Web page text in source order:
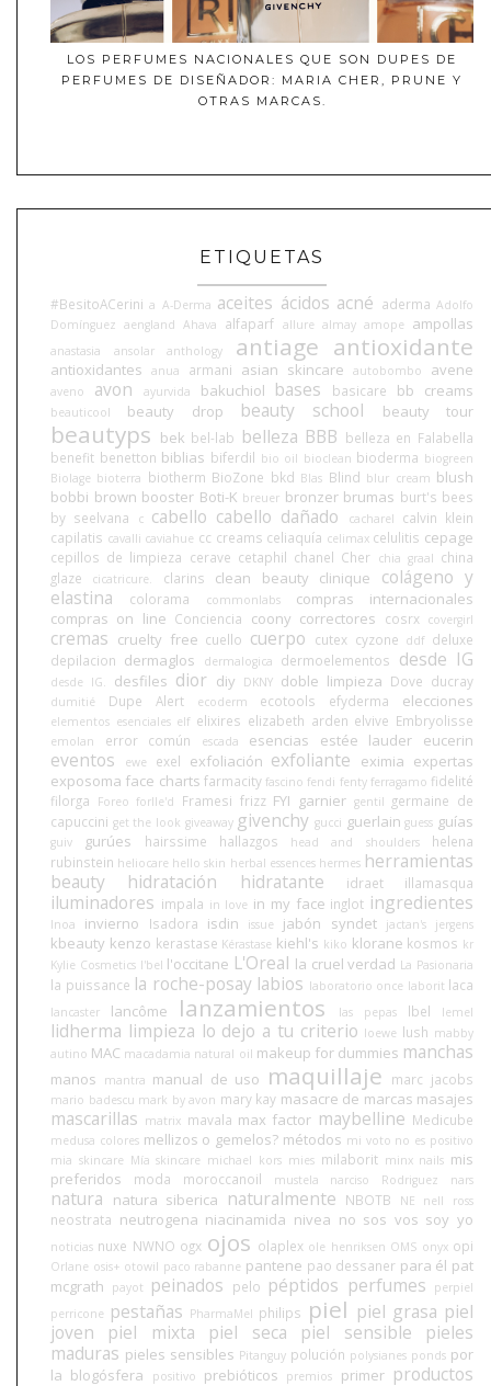
LOS PERFUMES NACIONALES QUE SON DUPES DE
PERFUMES DE DISEÑADOR: MARIA CHER, PRUNE Y
OTRAS MARCAS.
ETIQUETAS
#BesitoACerini a A-Derma aceites ácidos acné aderma Adolfo
Domínguez aengland Ahava alfaparf allure almay amope ampollas
anastasia ansolar anthology antiage antioxidante
antioxidantes anua armani asian skincare autobombo avene
aveno avon ayurvida bakuchiol bases basicare bb creams
beauticool beauty drop beauty school beauty tour
beautyps bek bel-lab belleza BBB belleza en Falabella
benefit benetton biblias biferdil bio oil bioclean bioderma biogreen
Biolage bioterra biotherm BioZone bkd Blas Blind blur cream blush
bobbi brown booster Boti-K breuer bronzer brumas burt's bees
by seelvana
c cabello cabello dañado cacharel
calvin klein
capilatis cavalli caviahue cc creams celiaquía celimax celulitis cepage
cepillos de limpieza cerave cetaphil chanel Cher chia graal china
glaze
cicatricure. clarins clean beauty clinique
colágeno y
elastina
colorama commonlabs
compras internacionales
compras on line Conciencia coony correctores cosrx covergirl
cremas cruelty free cuello cuerpo cutex cyzone ddf deluxe
depilacion dermaglos dermalogica dermoelementos desde IG
desde IG. desfiles dior diy DKNY doble limpieza Dove ducray
dumitié Dupe Alert ecoderm ecotools efyderma elecciones
elementos esenciales elf elixires elizabeth arden elvive Embryolisse
emolan error común escada esencias estée lauder eucerin
eventos ewe exel exfoliación exfoliante eximia expertas
exposoma face charts farmacity fascino fendi fenty ferragamo fidelité
filorga
Foreo forlle'd Framesi frizz FYI garnier gentil germaine de
capuccini get the look giveaway givenchy gucci guerlain guess guías
guiv gurúes hairssime hallazgos head and shoulders
helena
rubinstein heliocare hello skin herbal essences hermes herramientas
beauty
hidratación hidratante idraet illamasqua
iluminadores impala in love in my face inglot ingredientes
Inoa invierno Isadora isdin issue jabón syndet jactan's jergens
kbeauty kenzo kerastase Kérastase kiehl's kiko klorane kosmos kr
Kylie Cosmetics l'bel l'occitane L'Oreal la cruel verdad La Pasionaria
la puissance la roche-posay labios laboratorio once laborit laca
lancaster lancôme lanzamientos las pepas lbel lemel
lidherma limpieza lo dejo a tu criterio loewe lush mabby
autino MAC macadamia natural oil makeup for dummies manchas
manos mantra manual de uso maquillaje marc jacobs
mario badescu mark by avon mary kay masacre de marcas masajes
mascarillas matrix mavala max factor maybelline Medicube
medusa colores mellizos o gemelos? métodos mi voto no es positivo
mia skincare Mía skincare michael kors mies milaborit minx nails mis
preferidos
moda moroccanoil mustela narciso Rodriguez nars
natura natura siberica naturalmente NBOTB NE nell ross
neostrata neutrogena niacinamida nivea no sos vos soy yo
noticias nuxe NWNO ogx ojos olaplex ole henriksen OMS onyx opi
Orlane osis+ otowil paco rabanne pantene pao dessaner para él pat
mcgrath
payot peinados pelo péptidos perfumes
perpiel
perricone pestañas PharmaMel philips piel piel grasa piel
joven
piel mixta piel seca piel sensible
pieles
maduras pieles sensibles Pitanguy polución polysianes ponds por
la blogósfera
positivo prebióticos premios primer productos